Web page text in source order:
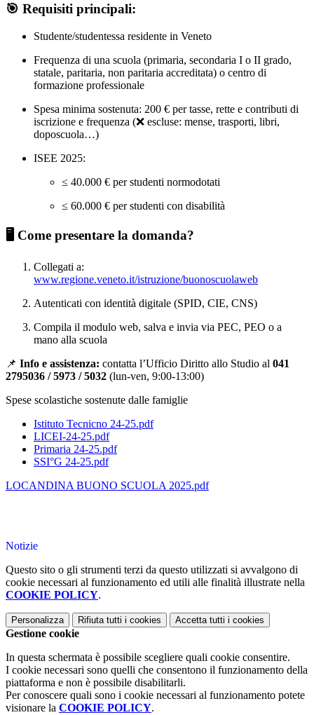
🎯 Requisiti principali:
Studente/studentessa residente in Veneto
Frequenza di una scuola (primaria, secondaria I o II grado,
statale, paritaria, non paritaria accreditata) o centro di
formazione professionale
Spesa minima sostenuta: 200 € per tasse, rette e contributi di
iscrizione e frequenza (❌ escluse: mense, trasporti, libri,
doposcuola…)
ISEE 2025:
≤ 40.000 € per studenti normodotati
≤ 60.000 € per studenti con disabilità
🖥 Come presentare la domanda?
Collegati a:
www.regione.veneto.it/istruzione/buonoscuolaweb
Autenticati con identità digitale (SPID, CIE, CNS)
Compila il modulo web, salva e invia via PEC, PEO o a
mano alla scuola
📌 Info e assistenza: contatta l’Ufficio Diritto allo Studio al 041
2795036 / 5973 / 5032 (lun-ven, 9:00-13:00)
Spese scolastiche sostenute dalle famiglie
Istituto Tecnicno 24-25.pdf
LICEI-24-25.pdf
Primaria 24-25.pdf
SSI°G 24-25.pdf
LOCANDINA BUONO SCUOLA 2025.pdf
Notizie
Questo sito o gli strumenti terzi da questo utilizzati si avvalgono di
cookie necessari al funzionamento ed utili alle finalità illustrate nella
COOKIE POLICY.
Personalizza Rifiuta tutti i cookies Accetta tutti i cookies
Gestione cookie
In questa schermata è possibile scegliere quali cookie consentire.
I cookie necessari sono quelli che consentono il funzionamento della
piattaforma e non è possibile disabilitarli.
Per conoscere quali sono i cookie necessari al funzionamento potete
visionare la COOKIE POLICY.